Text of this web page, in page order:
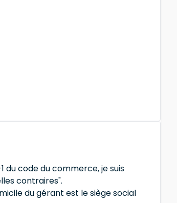
du code du commerce, je suis
contraires".
du gérant est le siège social